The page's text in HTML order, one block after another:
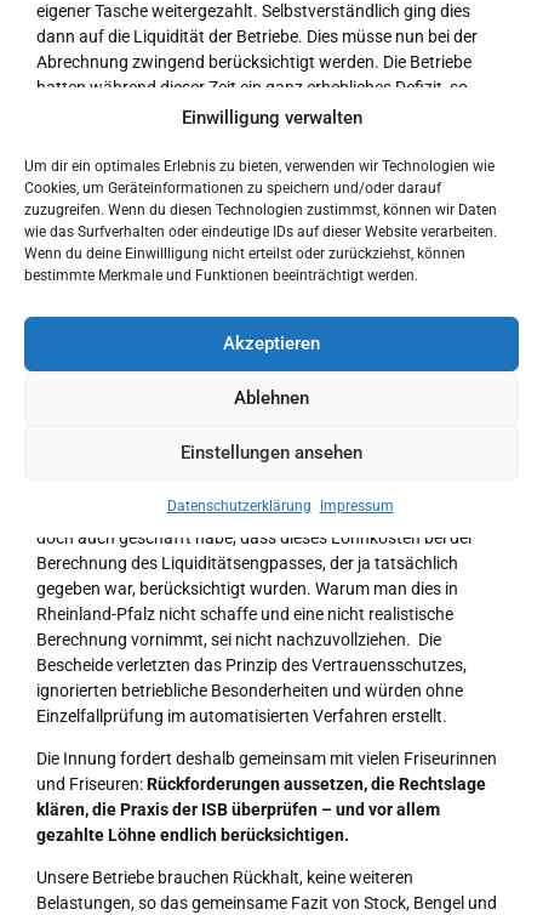
Einwilligung verwalten
Um dir ein optimales Erlebnis zu bieten, verwenden wir Technologien wie
Cookies, um Geräteinformationen zu speichern und/oder darauf
zuzugreifen. Wenn du diesen Technologien zustimmst, können wir Daten
wie das Surfverhalten oder eindeutige IDs auf dieser Website verarbeiten.
Wenn du deine Einwillligung nicht erteilst oder zurückziehst, können
bestimmte Merkmale und Funktionen beeinträchtigt werden.
Akzeptieren
Ablehnen
Einstellungen ansehen
Datenschutzerklärung Impressum
eigener Tasche weitergezahlt. Selbstverständlich ging dies
dann auf die Liquidität der Betriebe. Dies müsse nun bei der
Abrechnung zwingend berücksichtigt werden. Die Betriebe
hatten während dieser Zeit ein ganz erhebliches Defizit, so
deren Stellvertreterin Bengel. Statt dies aber anzuerkennen,
Lockdown ohne die gezahlten Lohnkosten herangezogen, um
eine angebliche fehlende Förderberechtigung zu begründen.
Dies wurde in anderen Bundesländern nicht so gehandhabt.
Zudem sind diese Umsätze aber auch nur durch
überobligatorischen Einsatz von Betriebsinhabern und
darauf weist Bengel hin. Die Friseure haben sich nach der
Schließung aufgerieben, um ihre Betriebe zu retten. Dass diese
Leistung jetzt quasi als Argument für Rückforderungen
genutzt wird, ist ein Hohn, betonte Bengel. Wir standen bis zur
Hätten wir das nicht gemacht, könnten wir vermutlich die
Heck verwies darauf, dass in anderen Bundesländern man es
doch auch geschafft habe, dass dieses Lohnkosten bei der
Berechnung des Liquiditätsengpasses, der ja tatsächlich
gegeben war, berücksichtigt wurden. Warum man dies in
Rheinland-Pfalz nicht schaffe und eine nicht realistische
Berechnung vornimmt, sei nicht nachzuvollziehen. Die
Bescheide verletzten das Prinzip des Vertrauensschutzes,
ignorierten betriebliche Besonderheiten und würden ohne
Einzelfallprüfung im automatisierten Verfahren erstellt.
Die Innung fordert deshalb gemeinsam mit vielen Friseurinnen
und Friseuren:Rückforderungen aussetzen, die Rechtslage
klären, die Praxis der ISB überprüfen – und vor allem
gezahlte Löhne endlich berücksichtigen.
Unsere Betriebe brauchen Rückhalt, keine weiteren
Belastungen, so das gemeinsame Fazit von Stock, Bengel und